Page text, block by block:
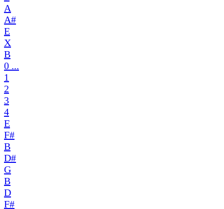
A
A#
E
X
B
0 ...
1
2
3
4
E
F#
B
D#
G
B
D
F#